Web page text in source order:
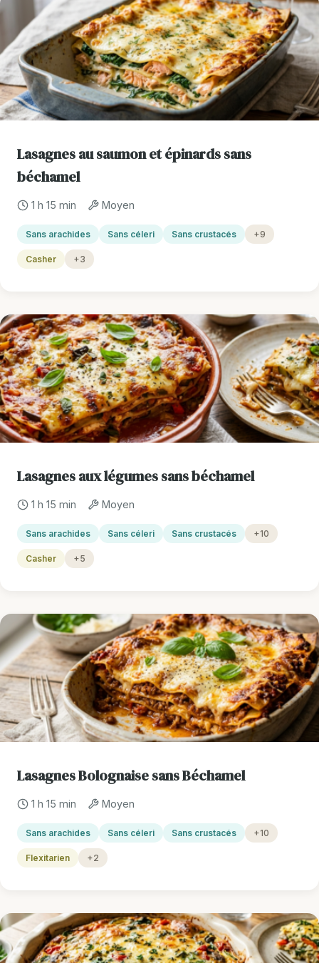
Lasagnes au saumon et épinards sans
béchamel
1 h 15 min Moyen
Sans arachides Sans céleri Sans crustacés +9
Casher +3
Lasagnes aux légumes sans béchamel
1 h 15 min Moyen
Sans arachides Sans céleri Sans crustacés +10
Casher +5
Lasagnes Bolognaise sans Béchamel
1 h 15 min Moyen
Sans arachides Sans céleri Sans crustacés +10
Flexitarien +2